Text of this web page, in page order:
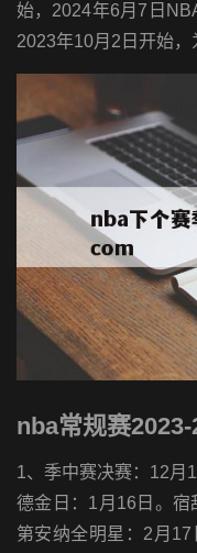
始，2024年6月7日
2023年10月2日开始，
nba常规赛
1、季中赛决赛：12月
德金日：1月16日。
第安纳全明星：2月